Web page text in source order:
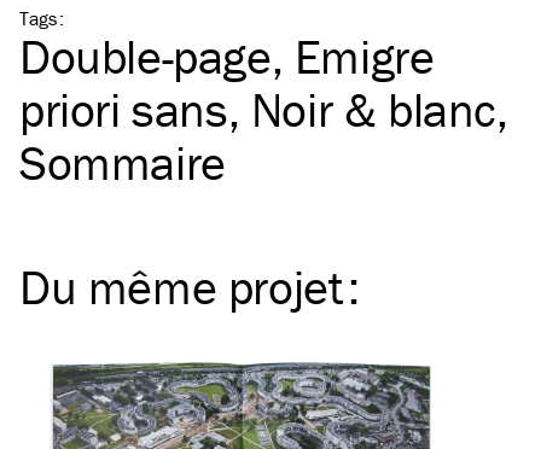
Tags:
Double-page Emigre
priori sans Noir & blanc
Sommaire
Du même projet: